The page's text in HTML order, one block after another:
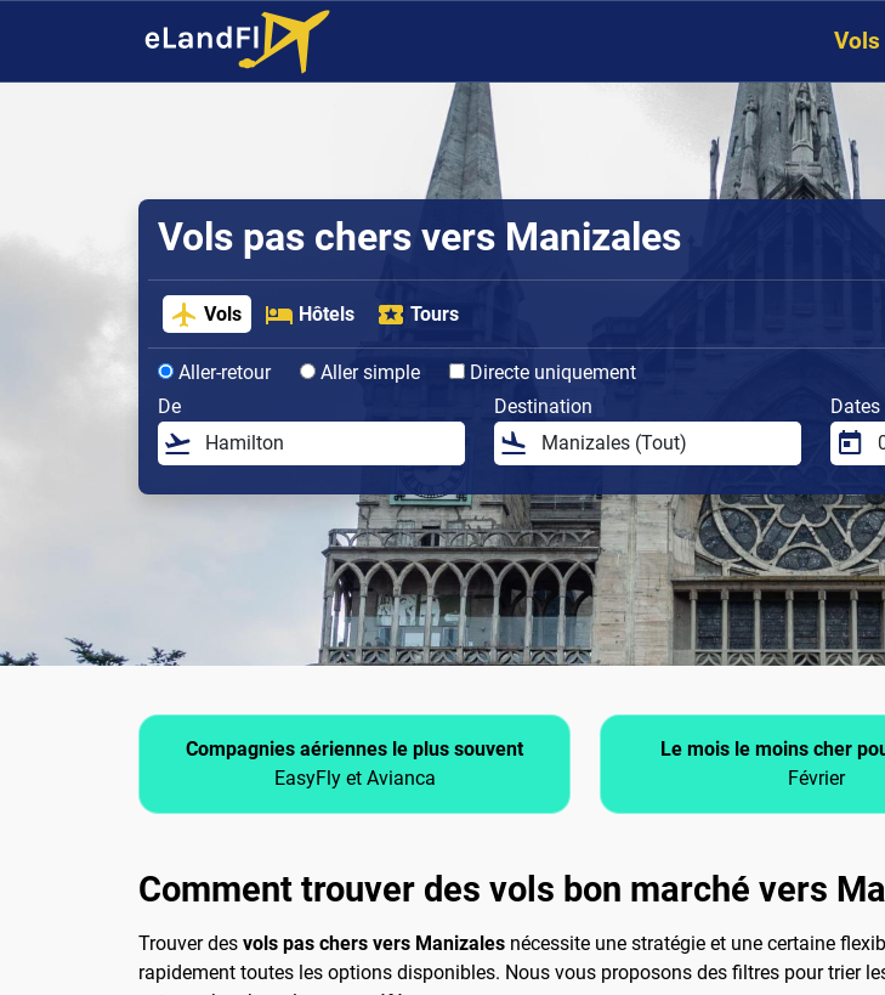
Vols
Vols pas chers vers Manizales
Vols Hôtels Tours
Aller-retour Aller simple
Directe uniquement
De
Destination
Compagnies aériennes le plus souvent
EasyFly et Avianca
Le mois le moins cher
Février
Comment trouver des vols bon marché vers
Trouver des vols pas chers vers Manizales nécessite une stratégie et une certaine
rapidement toutes les options disponibles. Nous vous proposons des filtres pour trier